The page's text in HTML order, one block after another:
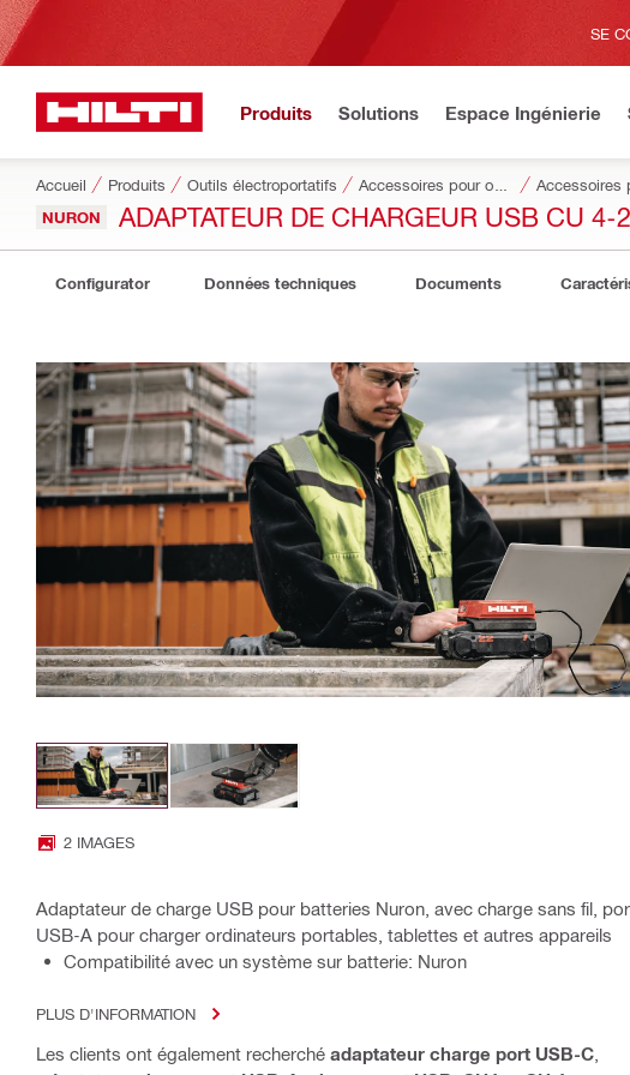
SE
Produits Solutions Espace Ingénierie
Accueil Produits Outils électroportatifs Accessoires
NURON ADAPTATEUR DE CHARGEUR USB CU 4-
Configurator Données techniques Documents
2 IMAGES
Adaptateur de charge USB pour batteries Nuron, avec charge sans fil,
USB-A pour charger ordinateurs portables, tablettes et autres appareils
Compatibilité avec un système sur batterie: Nuron
PLUS D'INFORMATION
Les clients ont également recherché adaptateur charge port USB-C